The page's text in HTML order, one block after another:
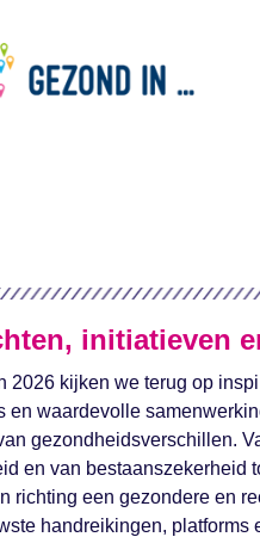
initiatieven
2026 kijken we terug op
en waardevolle
gezondheidsverschillen.
en van bestaanszekerheid
richting een gezondere en
handreikingen, platforms